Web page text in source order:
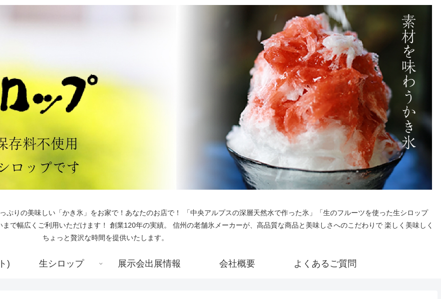
ぷりの美味しい「かき氷」をお家で！あなたのお店で！ 「中央アルプスの深層天然水で作った氷」「生のフルーツを使った生シロップ
で幅広くご利用いただけます！ 創業120年の実績。 信州の老舗氷メーカーが、高品質な商品と美味しさへのこだわりで 楽しく美味しく
ちょっと贅沢な時間を提供いたします。
) 生シロップ 展示会出展情報 会社概要 よくあるご質問